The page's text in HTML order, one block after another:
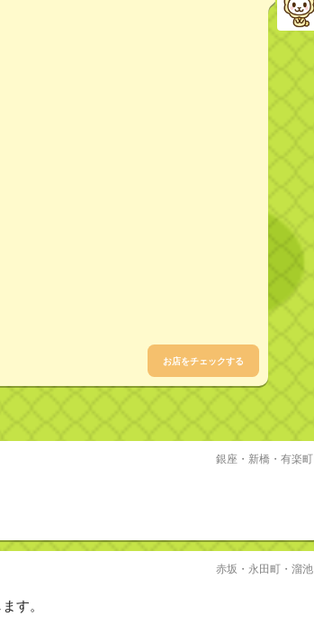
お店をチェックする
銀座・新橋・有楽町
赤坂・永田町・溜池
す。